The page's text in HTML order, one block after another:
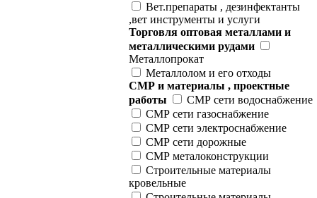
Вет.препараты , дезинфектанты
,вет инструменты и услуги
Торговля оптовая металлами и
металлическими рудами
Металлопрокат
Металлолом и его отходы
СМР и материалы , проектные
работы
СМР сети водоснабжение
СМР сети газоснабжение
СМР сети электроснабжение
СМР сети дорожные
СМР металоконструкции
Строительные материалы
кровельные